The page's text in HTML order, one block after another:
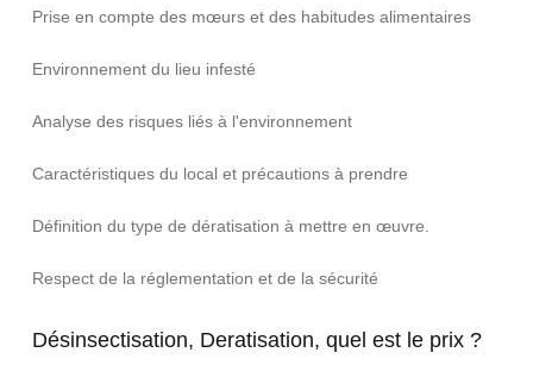
Prise en compte des mœurs et des habitudes alimentaires
Environnement du lieu infesté
Analyse des risques liés à l'environnement
Caractéristiques du local et précautions à prendre
Définition du type de dératisation à mettre en œuvre.
Respect de la réglementation et de la sécurité
Désinsectisation, Deratisation, quel est le prix ?